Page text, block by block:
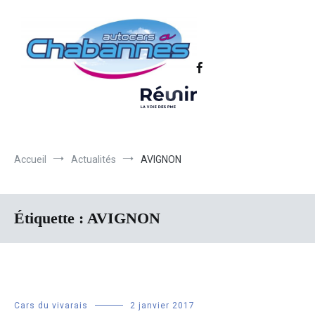
Autocars Chabannes | Transport en
Transport scolaire, Transports de personnel en Drôme Ardèche,
Transport touristique France et Europe
Accueil Actualités AVIGNON
Étiquette : AVIGNON
Cars du vivarais 2 janvier 2017